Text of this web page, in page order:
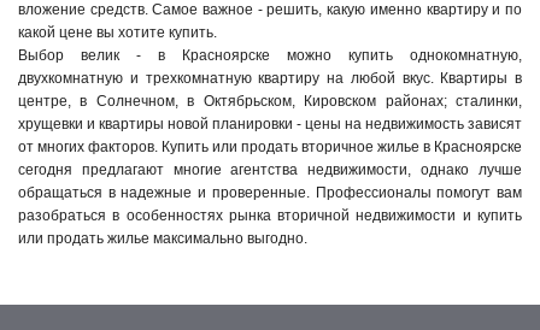
вложение средств. Самое важное - решить, какую именно квартиру и по
какой цене вы хотите купить.
Выбор велик - в Красноярске можно купить однокомнатную,
двухкомнатную и трехкомнатную квартиру на любой вкус. Квартиры в
центре, в Солнечном, в Октябрьском, Кировском районах; сталинки,
хрущевки и квартиры новой планировки - цены на недвижимость зависят
от многих факторов. Купить или продать вторичное жилье в Красноярске
сегодня предлагают многие агентства недвижимости, однако лучше
обращаться в надежные и проверенные. Профессионалы помогут вам
разобраться в особенностях рынка вторичной недвижимости и купить
или продать жилье максимально выгодно.